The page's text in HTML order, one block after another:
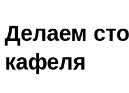
Делаем
кафеля